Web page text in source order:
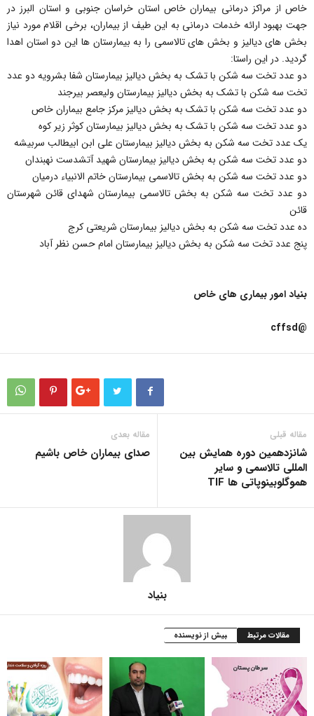
خاص از مراکز درمانی بیماران خاص استان خراسان جنوبی و استان البرز در
جهت بهبود ارائه خدمات درمانی به این طیف از بیماران، برخی اقلام مورد نیاز
بخش های دیالیز و بخش های تالاسمی را به بیمارستان ها این دو استان اهدا
گردید. در این راستا:
دو عدد تخت سه شکن با تشک به بخش دیالیز بیمارستان شفا بشرویه دو عدد
تخت سه شکن با تشک به بخش دیالیز بیمارستان ولیعصر بیرجند
دو عدد تخت سه شکن با تشک به بخش دیالیز مرکز جامع بیماران خاص
دو عدد تخت سه شکن با تشک به بخش دیالیز بیمارستان کوثر زیر کوه
یک عدد تخت سه شکن به بخش دیالیز بیمارستان علی ابن ابیطالب سربیشه
دو عدد تخت سه شکن به بخش دیالیز بیمارستان شهید آتشدست نهبندان
دو عدد تخت سه شکن به بخش تالاسمی بیمارستان خاتم الانبیاء درمیان
دو عدد تخت سه شکن به بخش تالاسمی بیمارستان شهدای قائن شهرستان
قائن
ده عدد تخت سه شکن به بخش دیالیز بیمارستان شریعتی کرج
پنج عدد تخت سه شکن به بخش دیالیز بیمارستان امام حسن نظر آباد
بنیاد امور بیماری های خاص
@cffsd
مقاله قبلی
شانزدهمین دوره همایش بین
المللی تالاسمی و سایر
هموگلوبینوپاتی ها TIF
مقاله بعدی
صدای بیماران خاص باشیم
بنیاد
مقالات مرتبط بیش از نویسنده